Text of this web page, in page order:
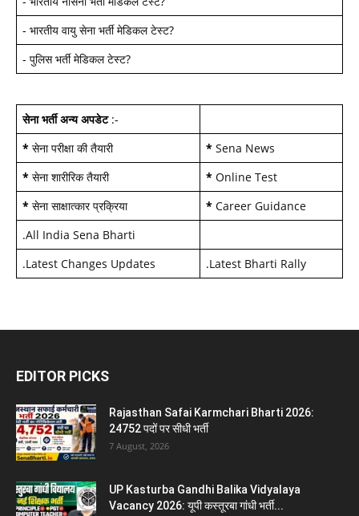
- भारतीय वायु सेना भर्ती मेडिकल टेस्ट?
- पुलिस भर्ती मेडिकल टेस्ट?
सेना भर्ती अन्य अपडेट:-
* सेना परीक्षा की तैयारी * Sena News
* सेना शारीरिक तैयारी * Online Test
* सेना साक्षात्कार प्रक्रिया * Career Guidance
.All India Sena Bharti
.Latest Changes Updates .Latest Bharti Rally
EDITOR PICKS
Rajasthan Safai Karmchari Bharti 2026:
24752 पदों पर सीधी भर्ती
7 August, 2026
UP Kasturba Gandhi Balika Vidyalaya
Vacancy 2026: यूपी कस्तूरबा गांधी भर्ती...